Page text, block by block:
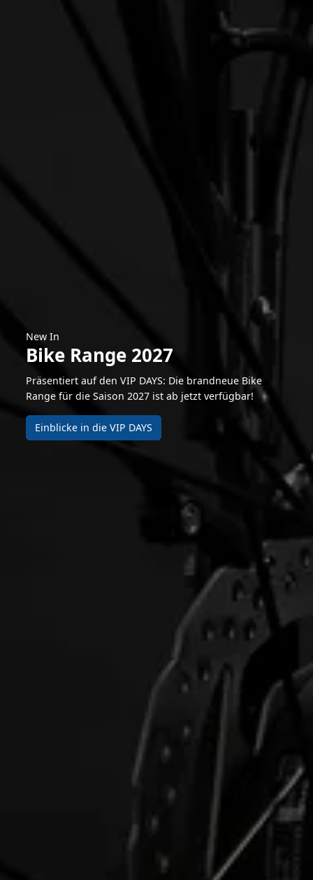
New In
Bike Range 2027
Präsentiert auf den VIP DAYS: Die brandneue Bike
Range für die Saison 2027 ist ab jetzt verfügbar!
Einblicke in die VIP DAYS